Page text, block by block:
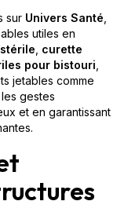
sur Univers Santé
utiles en
curette
pour bistouri
jetables comme
gestes
et en garantissant